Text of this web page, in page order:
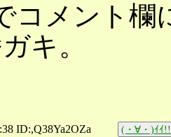
コメント欄
キ。
ID:,Q38Ya2OZa (・∀・)ｲｲ!!